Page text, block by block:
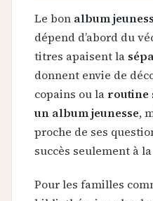
Le bon album
dépend d’abord du
titres apaisent la
donnent envie de
copains ou la routine
un album jeunesse,
proche de ses
succès seulement à
Pour les familles